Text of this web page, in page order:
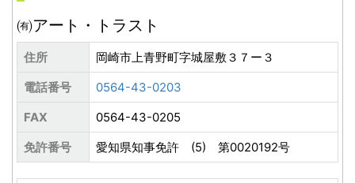
㈲アート・トラスト
住所
岡崎市上青野町字城屋敷３７ー３
電話番号
0564-43-0203
FAX
0564-43-0205
免許番号
愛知県知事免許 (5) 第0020192号